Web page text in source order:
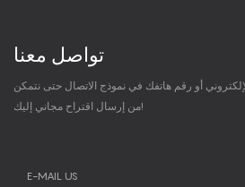
تواصل معنا
أو رقم هاتفك في نموذج الاتصال حتى نتمكن
من إرسال اقتراح مجاني إليك!
E-MAIL US